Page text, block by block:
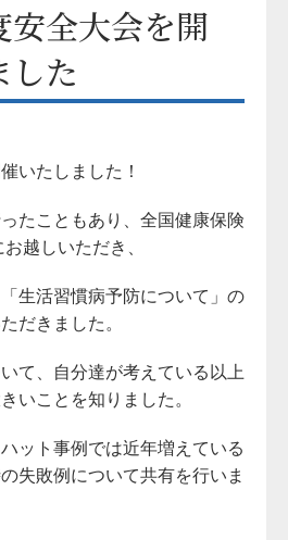
安全大会を開
した
いたしました！
たこともあり、全国健康保険
越しいただき、
「生活習慣病予防について」の
だきました。
て、自分達が考えている以上
いことを知りました。
ット事例では近年増えている
失敗例について共有を行いま